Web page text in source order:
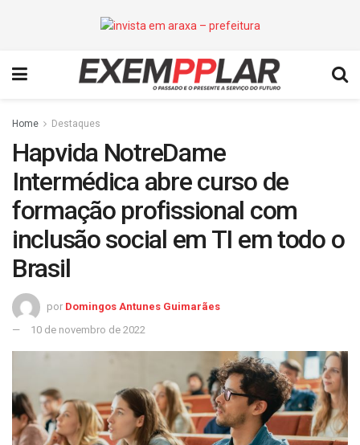
Home Destaques
Hapvida NotreDame
Intermédica abre curso de
formação profissional com
inclusão social em TI em todo o
Brasil
por Domingos Antunes Guimarães
10 de novembro de 2022